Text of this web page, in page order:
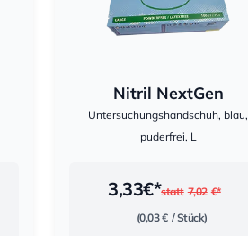
Nitril NextGen
Untersuchungshandschuh, blau,
puderfrei, L
statt 7,02 €*
3,33€*
(0,03 € / Stück)